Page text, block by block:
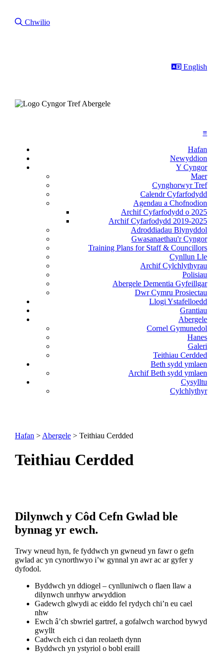
Chwilio Drwy Ein Gwefan
Chwilio
This page in
English
≡
Hafan
Newyddion
Y Cyngor
Maer
Cynghorwyr Tref
Calendr Cyfarfodydd
Agendau a Chofnodion
Archif Cyfarfodydd o 2025
Archif Cyfarfodydd 2019-2025
Adroddiadau Blynyddol
Gwasanaethau'r Cyngor
Training Plans for Staff & Councillors
Cynllun Lle
Archif Cylchlythyrau
Polisiau
Abergele Dementia Gyfeillgar
Dwr Cymru Prosiectau
Llogi Ystafelloedd
Grantiau
Abergele
Cornel Gymunedol
Hanes
Galeri
Teithiau Cerdded
Beth sydd ymlaen
Archif Beth sydd ymlaen
Cysylltu
Cylchlythyr
Hafan > Abergele > Teithiau Cerdded
Teithiau Cerdded
Dilynwch y Côd Cefn Gwlad ble
bynnag yr ewch.
Trwy wneud hyn, fe fyddwch yn gwneud yn fawr o gefn
gwlad ac yn cynorthwyo i’w gynnal yn awr ac ar gyfer y
dyfodol.
Byddwch yn ddiogel – cynlluniwch o flaen llaw a
dilynwch unrhyw arwyddion
Gadewch glwydi ac eiddo fel rydych chi’n eu cael
nhw
Ewch â’ch sbwriel gartref, a gofalwch warchod bywyd
gwyllt
Cadwch eich ci dan reolaeth dynn
Byddwch yn ystyriol o bobl eraill